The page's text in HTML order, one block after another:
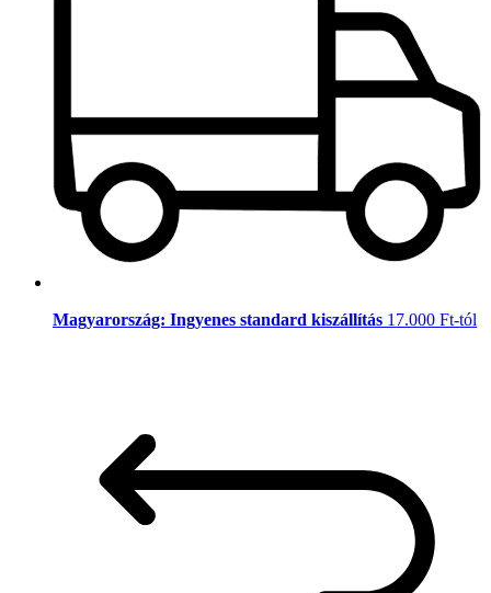
Magyarország: Ingyenes standard kiszállítás 17.000 Ft-tól